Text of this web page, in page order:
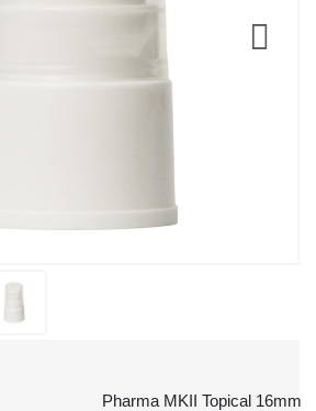
Pharma MKII Topical 16mm